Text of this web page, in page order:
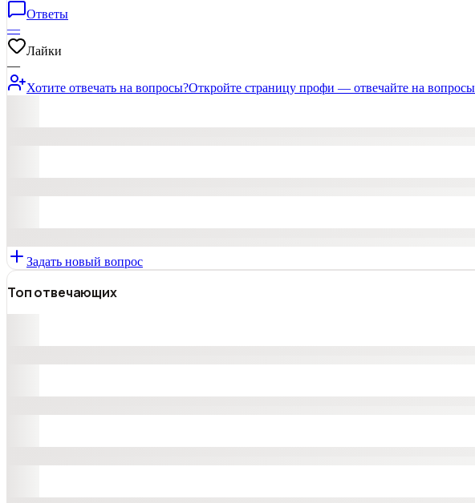
Ответы
—
Лайки
—
Хотите отвечать на вопросы?Откройте страницу профи — отвечайте на
Задать новый вопрос
Топ отвечающих